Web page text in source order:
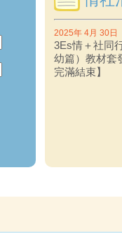
2025年 4月 30日
3Es情＋社同
幼篇）教材套
完滿結束】